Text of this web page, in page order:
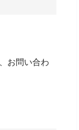
お問い合わ